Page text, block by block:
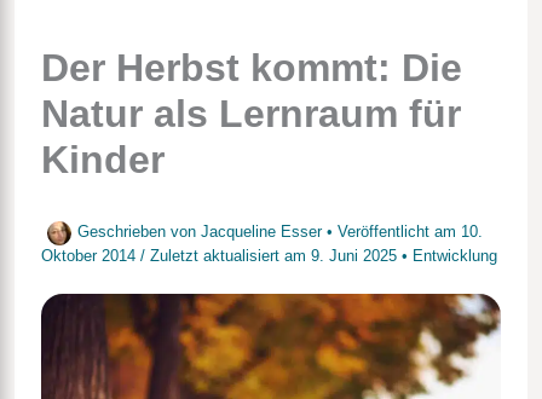
Der Herbst kommt: Die
Natur als Lernraum für
Kinder
Geschrieben von Jacqueline Esser • Veröffentlicht am 10.
Oktober 2014 / Zuletzt aktualisiert am 9. Juni 2025• Entwicklung